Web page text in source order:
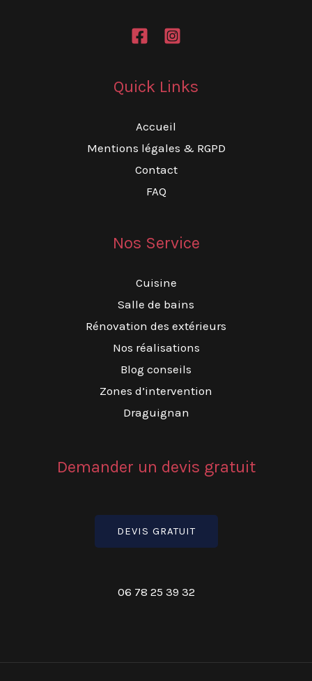
Quick Links
Accueil
Mentions légales & RGPD
Contact
FAQ
Nos Service
Cuisine
Salle de bains
Rénovation des extérieurs
Nos réalisations
Blog conseils
Zones d’intervention
Draguignan
Demander un devis gratuit
DEVIS GRATUIT
06 78 25 39 32